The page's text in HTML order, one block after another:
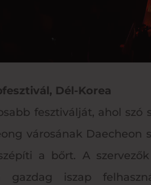
Dél-Korea
fesztiválját, ahol
városának
a bőrt. A
gazdag iszap